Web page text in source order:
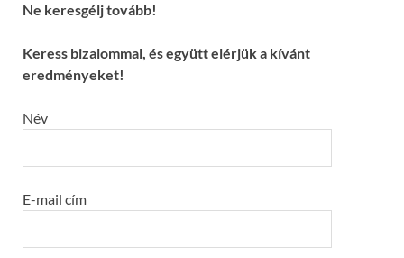
Ne keresgélj tovább!
Keress bizalommal, és együtt elérjük a kívánt
eredményeket!
Név
E-mail cím